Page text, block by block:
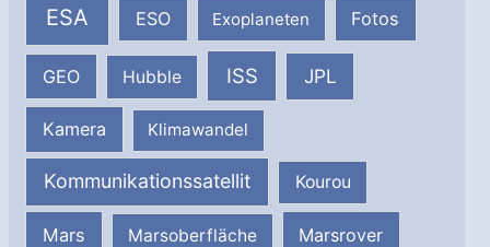
ESA ESO Exoplaneten Fotos
GEO Hubble ISS JPL
Kamera Klimawandel
Kommunikationssatellit Kourou
Mars Marsoberfläche Marsrover